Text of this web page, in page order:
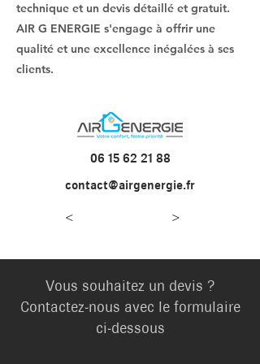
technique et un devis détaillé et gratuit.
AIR G ENERGIE s'engage à offrir une
qualité et une excellence inégalées à ses
clients.
06 15 62 21 88
contact@airgenergie.fr
< >
Vous souhaitez un devis ?
Contactez-nous avec le formulaire
ci-dessous